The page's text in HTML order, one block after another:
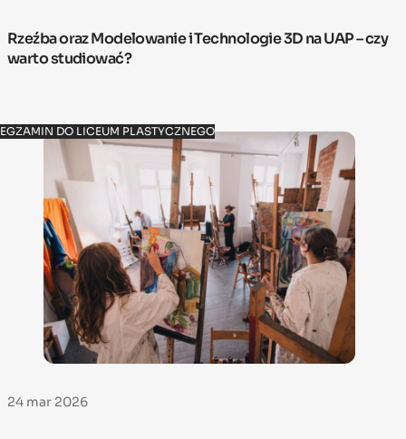
Rzeźba oraz Modelowanie i Technologie 3D na UAP – czy
warto studiować?
EGZAMIN DO LICEUM PLASTYCZNEGO
24 mar 2026